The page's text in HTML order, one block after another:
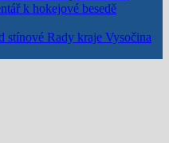
k hokejové besedě
Rady kraje Vysočina